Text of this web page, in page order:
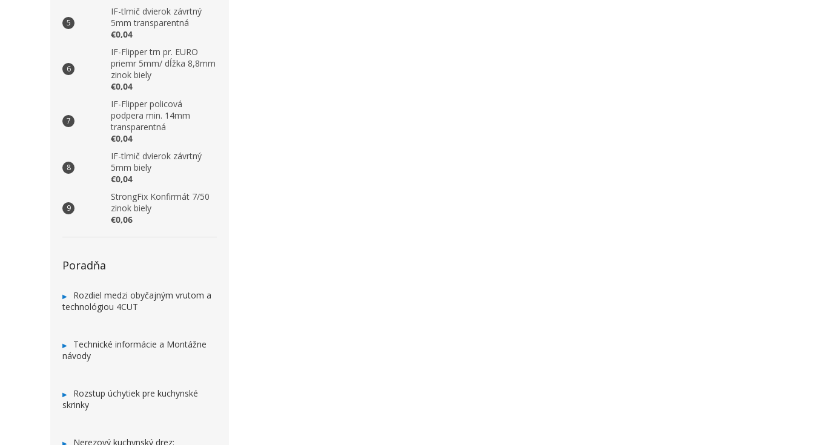
IF-tlmič dvierok závrtný
5mm transparentná
€0,04
IF-Flipper trn pr. EURO
priemr 5mm/ dĺžka 8,8mm
zinok biely
€0,04
IF-Flipper policová
podpera min. 14mm
transparentná
€0,04
IF-tlmič dvierok závrtný
5mm biely
€0,04
StrongFix Konfirmát 7/50
zinok biely
€0,06
Poradňa
Rozdiel medzi obyčajným vrutom a
technológiou 4CUT
Technické informácie a Montážne
návody
Rozstup úchytiek pre kuchynské
skrinky
Nerezový kuchynský drez: